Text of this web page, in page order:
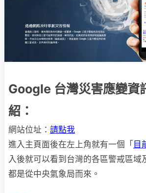
Google 台灣災害應變資
紹：
網站位址： 請點我
進入主頁面後在左上角就有一個「 目
入後就可以看到台灣的各區警戒區域
都是從中央氣象局而來。